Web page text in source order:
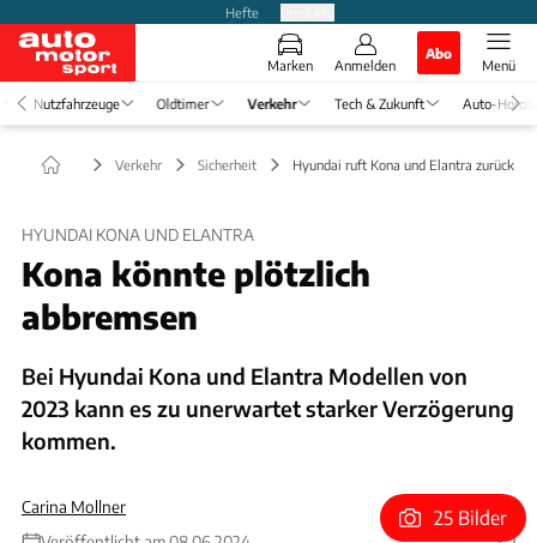
Hefte
Marken Anmelden
Abo
Menü
Nutzfahrzeuge Oldtimer Verkehr Tech & Zukunft Auto-
Verkehr Sicherheit Hyundai ruft Kona und Elantra zurück
HYUNDAI KONA UND ELANTRA
Kona könnte plötzlich
abbremsen
Bei Hyundai Kona und Elantra Modellen von
2023 kann es zu unerwartet starker Verzögerung
kommen.
Carina Mollner
25 Bilder